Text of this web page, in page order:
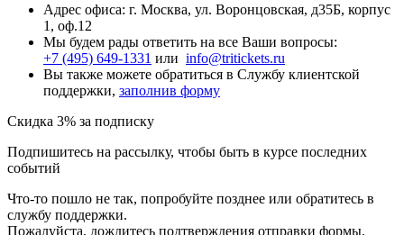
Адрес офиса: г. Москва, ул. Воронцовская, д35Б, корпус
1, оф.12
Мы будем рады ответить на все Ваши вопросы:
+7 (495) 649-1331 или info@tritickets.ru
Вы также можете обратиться в Службу клиентской
поддержки, заполнив форму
Скидка 3% за подписку
Подпишитесь на рассылку, чтобы быть в курсе последних
событий
Что-то пошло не так, попробуйте позднее или обратитесь в
службу поддержки.
Пожалуйста, дождитесь подтверждения отправки формы.